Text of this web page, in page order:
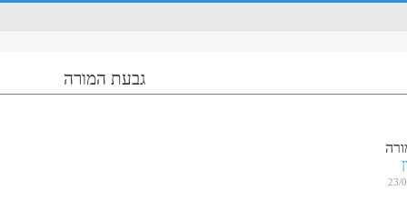
גבעת המורה
23/